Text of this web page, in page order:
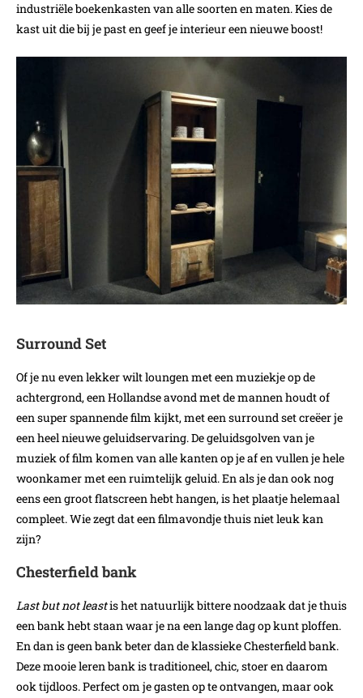
industriële boekenkasten van alle soorten en maten. Kies de
kast uit die bij je past en geef je interieur een nieuwe boost!
Surround Set
Of je nu even lekker wilt loungen met een muziekje op de
achtergrond, een Hollandse avond met de mannen houdt of
een super spannende film kijkt, met een surround set creëer je
een heel nieuwe geluidservaring. De geluidsgolven van je
muziek of film komen van alle kanten op je af en vullen je hele
woonkamer met een ruimtelijk geluid. En als je dan ook nog
eens een groot flatscreen hebt hangen, is het plaatje helemaal
compleet. Wie zegt dat een filmavondje thuis niet leuk kan
zijn?
Chesterfield bank
Last but not leastis het natuurlijk bittere noodzaak dat je thuis
een bank hebt staan waar je na een lange dag op kunt ploffen.
En dan is geen bank beter dan de klassieke Chesterfield bank.
Deze mooie leren bank is traditioneel, chic, stoer en daarom
ook tijdloos. Perfect om je gasten op te ontvangen, maar ook